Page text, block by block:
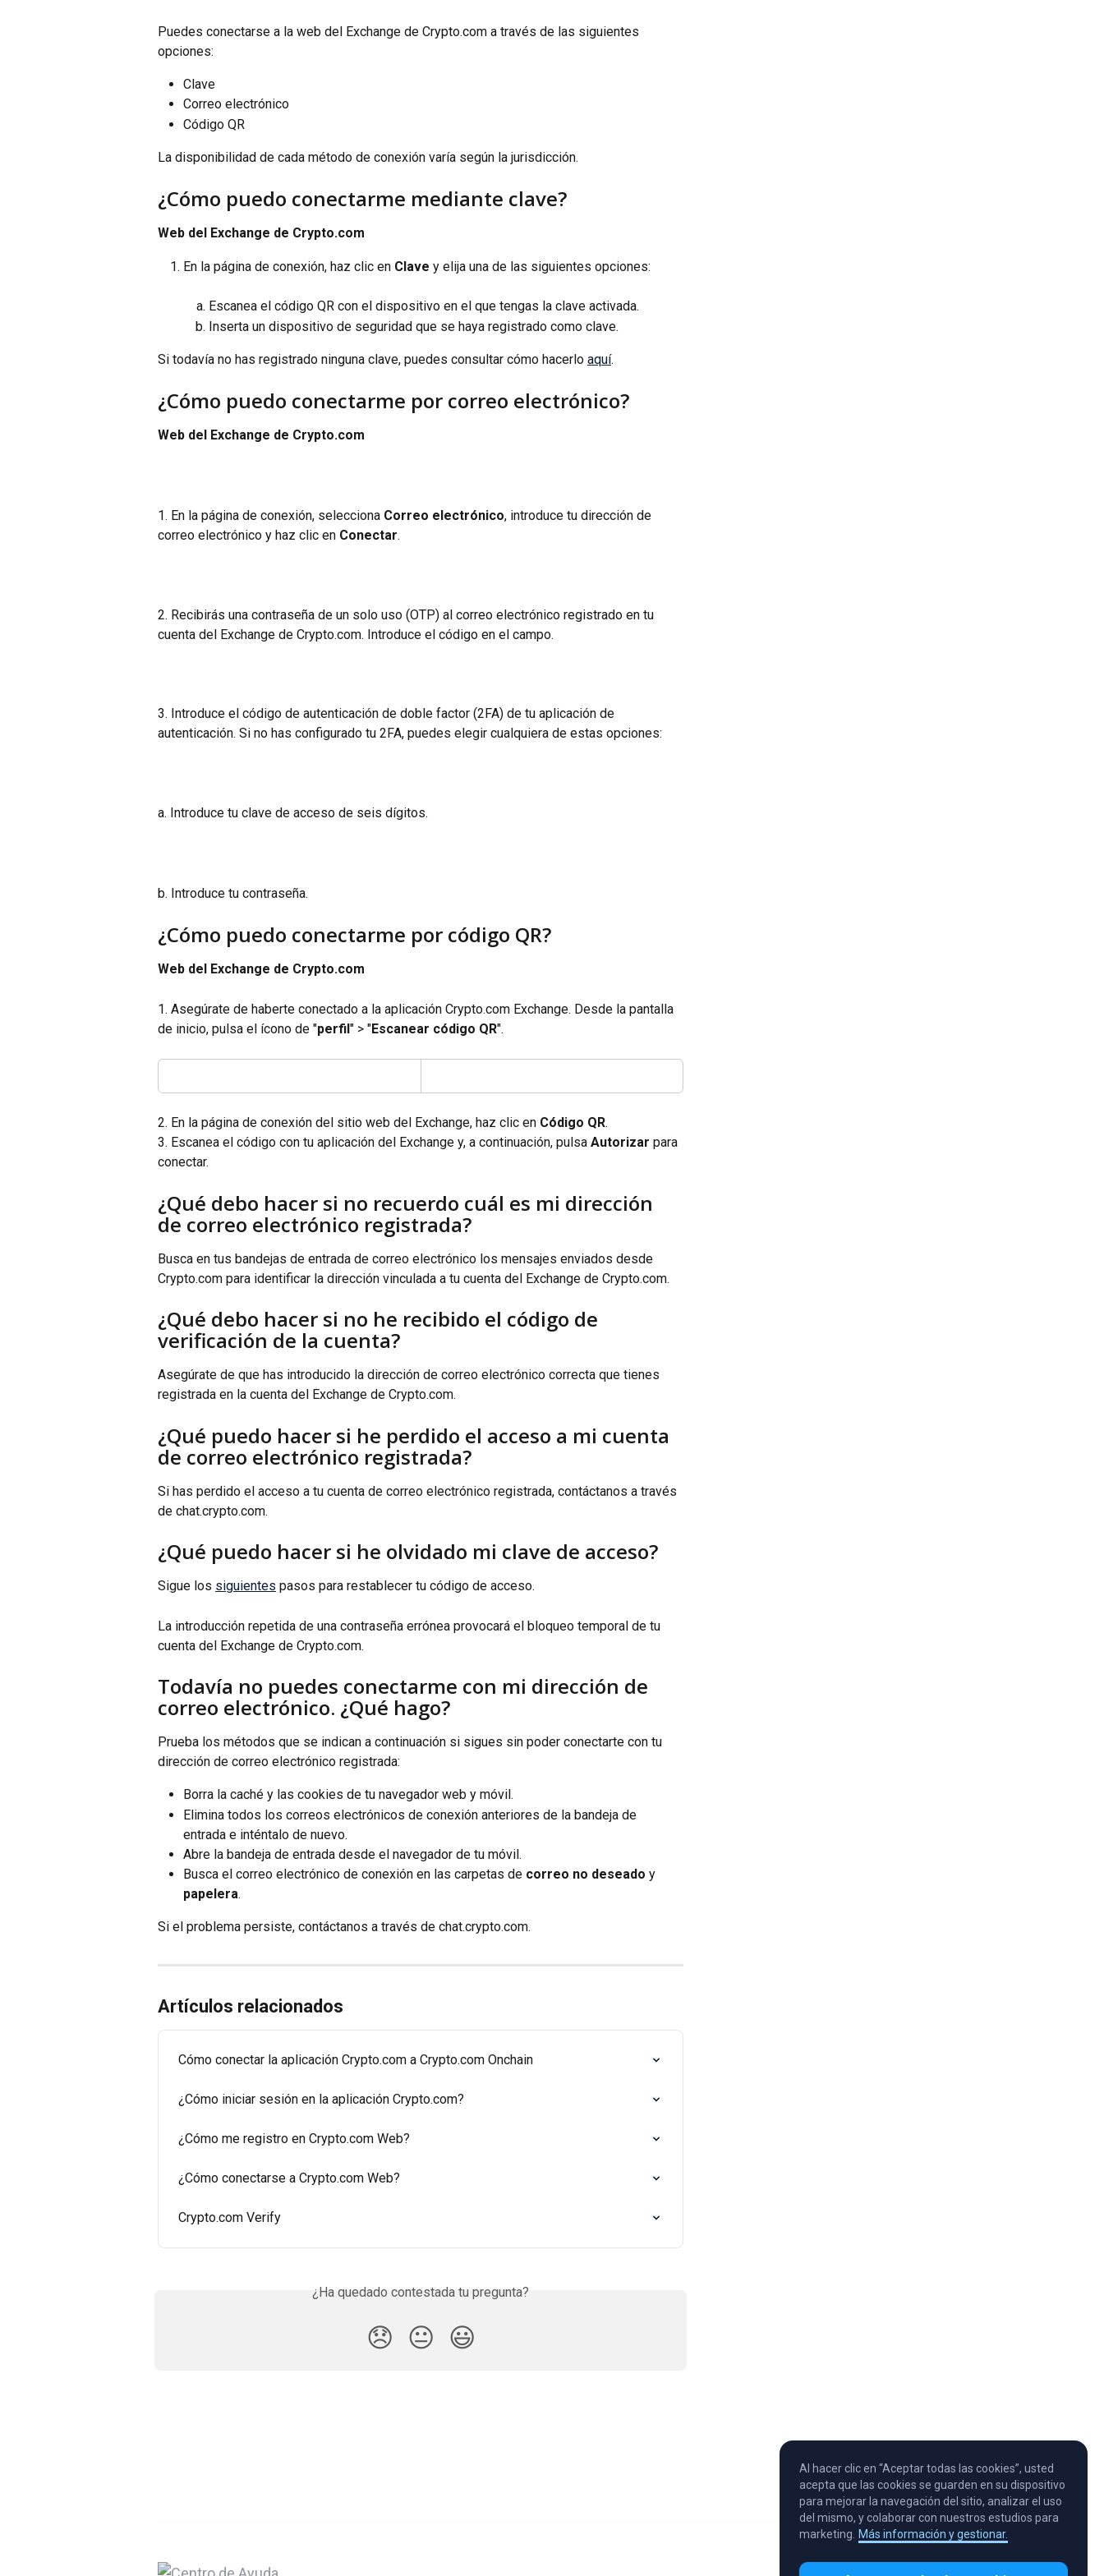
Puedes conectarse a la web del Exchange de Crypto.com a través de las siguientes
opciones:
Clave
Correo electrónico
Código QR
La disponibilidad de cada método de conexión varía según la jurisdicción.
¿Cómo puedo conectarme mediante clave?
Web del Exchange de Crypto.com
En la página de conexión, haz clic en Clave y elija una de las siguientes opciones:
Escanea el código QR con el dispositivo en el que tengas la clave activada.
Inserta un dispositivo de seguridad que se haya registrado como clave.
Si todavía no has registrado ninguna clave, puedes consultar cómo hacerlo aquí.
¿Cómo puedo conectarme por correo electrónico?
Web del Exchange de Crypto.com
1. En la página de conexión, selecciona Correo electrónico, introduce tu dirección de
correo electrónico y haz clic en Conectar.
2. Recibirás una contraseña de un solo uso (OTP) al correo electrónico registrado en tu
cuenta del Exchange de Crypto.com. Introduce el código en el campo.
3. Introduce el código de autenticación de doble factor (2FA) de tu aplicación de
autenticación. Si no has configurado tu 2FA, puedes elegir cualquiera de estas opciones:
a. Introduce tu clave de acceso de seis dígitos.
b. Introduce tu contraseña.
¿Cómo puedo conectarme por código QR?
Web del Exchange de Crypto.com
1. Asegúrate de haberte conectado a la aplicación Crypto.com Exchange. Desde la pantalla
de inicio, pulsa el ícono de "perfil" > "Escanear código QR".
2. En la página de conexión del sitio web del Exchange, haz clic en Código QR.
3. Escanea el código con tu aplicación del Exchange y, a continuación, pulsa Autorizar para
conectar.
¿Qué debo hacer si no recuerdo cuál es mi dirección
de correo electrónico registrada?
Busca en tus bandejas de entrada de correo electrónico los mensajes enviados desde
Crypto.com para identificar la dirección vinculada a tu cuenta del Exchange de Crypto.com.
¿Qué debo hacer si no he recibido el código de
verificación de la cuenta?
Asegúrate de que has introducido la dirección de correo electrónico correcta que tienes
registrada en la cuenta del Exchange de Crypto.com.
¿Qué puedo hacer si he perdido el acceso a mi cuenta
de correo electrónico registrada?
Si has perdido el acceso a tu cuenta de correo electrónico registrada, contáctanos a través
de chat.crypto.com.
¿Qué puedo hacer si he olvidado mi clave de acceso?
Sigue los siguientes pasos para restablecer tu código de acceso.
La introducción repetida de una contraseña errónea provocará el bloqueo temporal de tu
cuenta del Exchange de Crypto.com.
Todavía no puedes conectarme con mi dirección de
correo electrónico. ¿Qué hago?
Prueba los métodos que se indican a continuación si sigues sin poder conectarte con tu
dirección de correo electrónico registrada:
Borra la caché y las cookies de tu navegador web y móvil.
Elimina todos los correos electrónicos de conexión anteriores de la bandeja de
entrada e inténtalo de nuevo.
Abre la bandeja de entrada desde el navegador de tu móvil.
Busca el correo electrónico de conexión en las carpetas de correo no deseado y
papelera.
Si el problema persiste, contáctanos a través de chat.crypto.com.
Artículos relacionados
Cómo conectar la aplicación Crypto.com a Crypto.com Onchain
¿Cómo iniciar sesión en la aplicación Crypto.com?
¿Cómo me registro en Crypto.com Web?
¿Cómo conectarse a Crypto.com Web?
Crypto.com Verify
¿Ha quedado contestada tu pregunta?
😞 😐 😃
Al hacer clic en “Aceptar todas las cookies”, usted
acepta que las cookies se guarden en su dispositivo
para mejorar la navegación del sitio, analizar el uso
del mismo, y colaborar con nuestros estudios para
marketing. Más información y gestionar.